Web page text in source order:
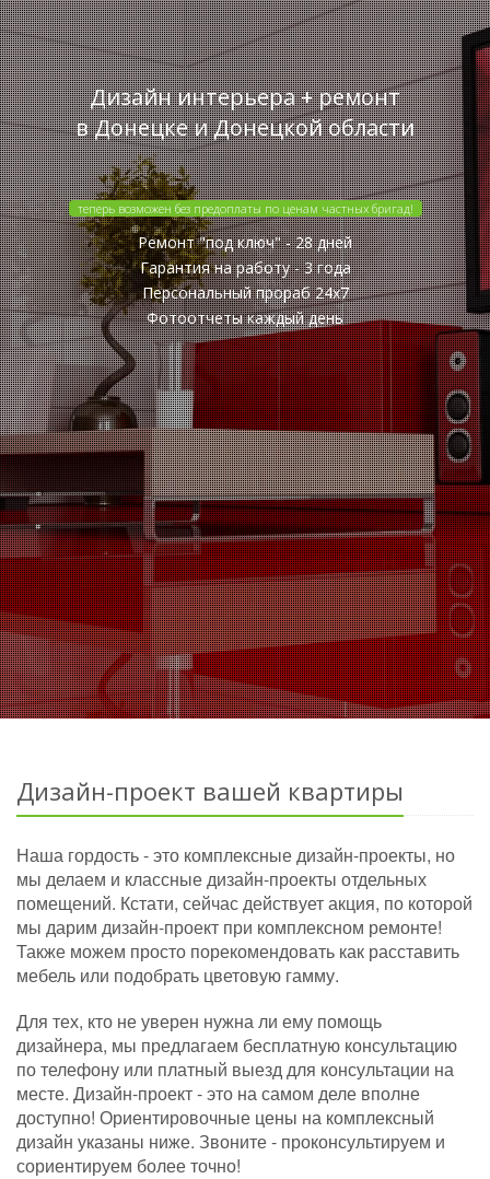
Дизайн интерьера + ремонт
в Донецке и Донецкой области
теперь возможен без предоплаты по ценам частных бригад!
Ремонт "под ключ" - 28 дней
Гарантия на работу - 3 года
Персональный прораб 24x7
Фотоотчеты каждый день
Дизайн-проект вашей квартиры
Наша гордость - это комплексные дизайн-проекты, но
мы делаем и классные дизайн-проекты отдельных
помещений. Кстати, сейчас действует акция, по которой
мы дарим дизайн-проект при комплексном ремонте!
Также можем просто порекомендовать как расставить
мебель или подобрать цветовую гамму.
Для тех, кто не уверен нужна ли ему помощь
дизайнера, мы предлагаем бесплатную консультацию
по телефону или платный выезд для консультации на
месте. Дизайн-проект - это на самом деле вполне
доступно! Ориентировочные цены на комплексный
дизайн указаны ниже. Звоните - проконсультируем и
сориентируем более точно!